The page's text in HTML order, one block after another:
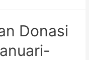
Donasi